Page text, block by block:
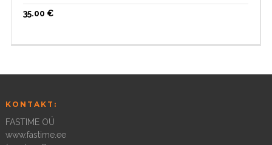
35.00 €
KONTAKT:
FASTIME OÜ
www.fastime.ee